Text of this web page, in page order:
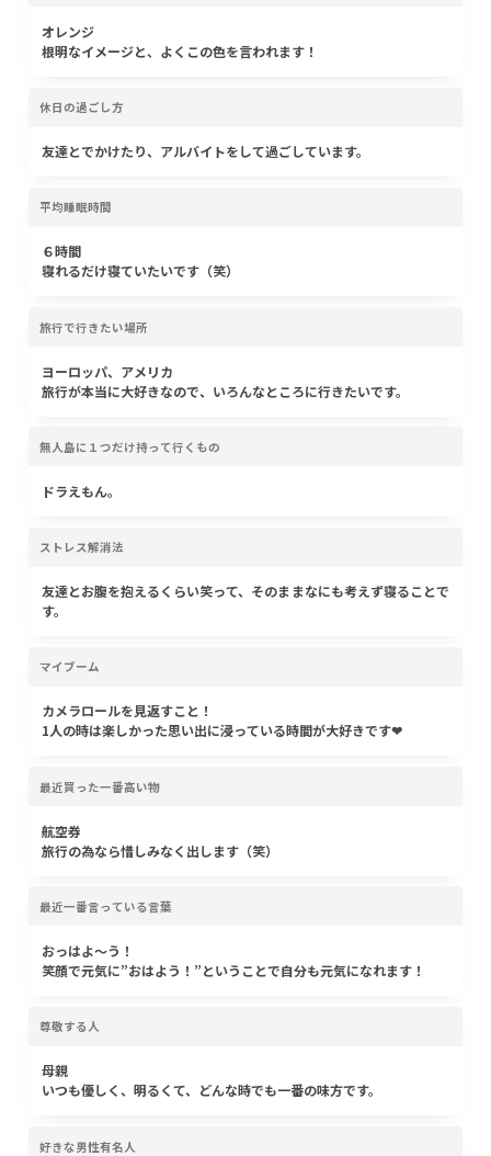
オレンジ
根明なイメージと、よくこの色を言われます！
休日の過ごし方
友達とでかけたり、アルバイトをして過ごしています。
平均睡眠時間
６時間
寝れるだけ寝ていたいです（笑）
旅行で行きたい場所
ヨーロッパ、アメリカ
旅行が本当に大好きなので、いろんなところに行きたいです。
無人島に１つだけ持って行くもの
ドラえもん。
ストレス解消法
友達とお腹を抱えるくらい笑って、そのままなにも考えず寝ることで
す。
マイブーム
カメラロールを見返すこと！
1人の時は楽しかった思い出に浸っている時間が大好きです❤︎
最近買った一番高い物
航空券
旅行の為なら惜しみなく出します（笑）
最近一番言っている言葉
おっはよ〜う！
笑顔で元気に”おはよう！”ということで自分も元気になれます！
尊敬する人
母親
いつも優しく、明るくて、どんな時でも一番の味方です。
好きな男性有名人